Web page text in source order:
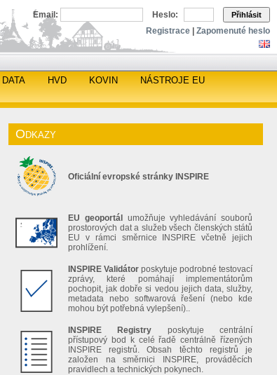
Email: Heslo: Přihlásit
Registrace Zapomenuté heslo
HVD KOVIN
NÁSTROJE EU
Odkazy
Oficiální evropské stránky INSPIRE
EU geoportál
umožňuje vyhledávání souborů
prostorových dat a služeb všech členských států
EU v rámci směrnice INSPIRE včetně jejich
prohlížení.
INSPIRE Validátor poskytuje podrobné testovací
zprávy, které pomáhají implementátorům
pochopit, jak dobře si vedou jejich data, služby,
metadata nebo softwarová řešení (nebo kde
mohou být potřebná vylepšení)..
INSPIRE Registry poskytuje centrální
přístupový bod k celé řadě centrálně řízených
INSPIRE registrů. Obsah těchto registrů je
založen na směrnici INSPIRE, prováděcích
pravidlech a technických pokynech.